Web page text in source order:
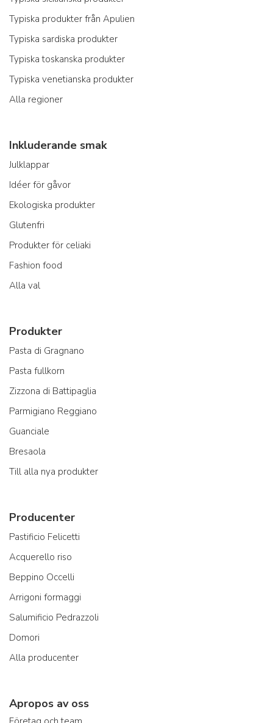
Typiska produkter från Apulien
Typiska sardiska produkter
Typiska toskanska produkter
Typiska venetianska produkter
Alla regioner
Inkluderande smak
Julklappar
Idéer för gåvor
Ekologiska produkter
Glutenfri
Produkter för celiaki
Fashion food
Alla val
Produkter
Pasta di Gragnano
Pasta fullkorn
Zizzona di Battipaglia
Parmigiano Reggiano
Guanciale
Bresaola
Till alla nya produkter
Producenter
Pastificio Felicetti
Acquerello riso
Beppino Occelli
Arrigoni formaggi
Salumificio Pedrazzoli
Domori
Alla producenter
Apropos av oss